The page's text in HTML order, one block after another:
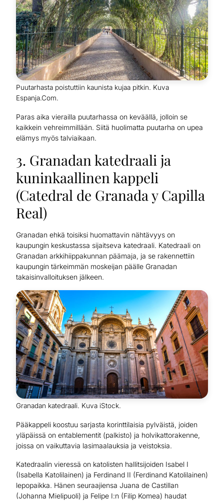
Puutarhasta poistuttiin kaunista kujaa pitkin. Kuva
Espanja.Com.
Paras aika vierailla puutarhassa on keväällä, jolloin se
kaikkein vehreimmillään. Siitä huolimatta puutarha on upea
elämys myös talviaikaan.
3. Granadan katedraali ja
kuninkaallinen kappeli
(Catedral de Granada y Capilla
Real)
Granadan ehkä toisiksi huomattavin nähtävyys on
kaupungin keskustassa sijaitseva katedraali. Katedraali on
Granadan arkkihiippakunnan päämaja, ja se rakennettiin
kaupungin tärkeimmän moskeijan päälle Granadan
takaisinvalloituksen jälkeen.
Granadan katedraali. Kuva iStock.
Pääkappeli koostuu sarjasta korinttilaisia pylväistä, joiden
yläpäissä on entablementit (palkisto) ja holvikattorakenne,
joissa on vaikuttavia lasimaalauksia ja veistoksia.
Katedraalin vieressä on katolisten hallitsijoiden Isabel I
(Isabella Katolilainen) ja Ferdinand II (Ferdinand Katolilainen)
lepopaikka. Hänen seuraajiensa Juana de Castillan
(Johanna Mielipuoli) ja Felipe I:n (Filip Komea) haudat